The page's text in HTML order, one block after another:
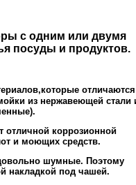
с одним или двумя
посуды и продуктов.
отличаются
из нержавеющей стали
коррозионной
и моющих средств.
шумные. Поэтому
накладкой под чашей.